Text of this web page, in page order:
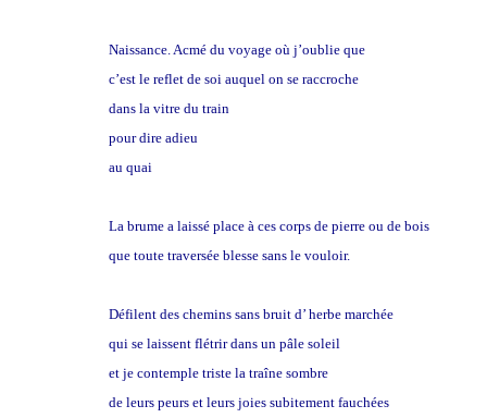
Naissance. Acmé du voyage où j’oublie que
c’est le reflet de soi auquel on se raccroche
dans la vitre du train
pour dire adieu
au quai
La brume a laissé place à ces corps de pierre ou de bois
que toute traversée blesse sans le vouloir.
Défilent des chemins sans bruit d’ herbe marchée
qui se laissent flétrir dans un pâle soleil
et je contemple triste la traîne sombre
de leurs peurs et leurs joies subitement fauchées